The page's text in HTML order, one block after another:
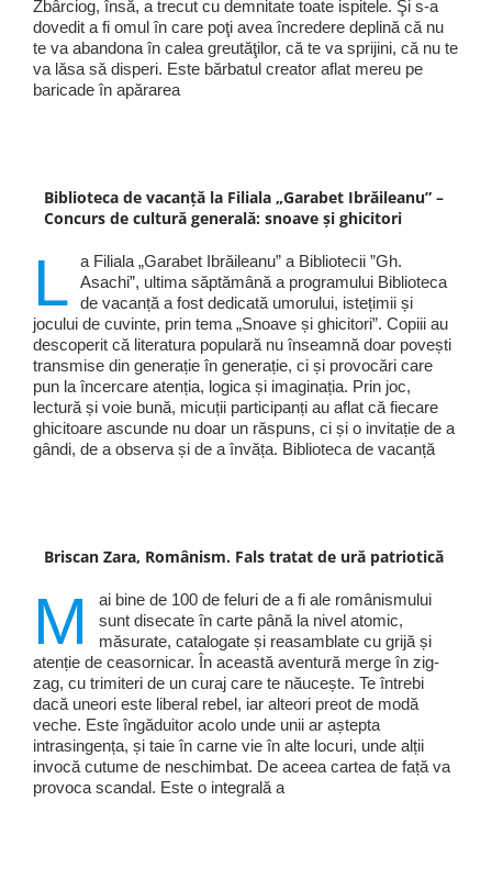
Zbârciog, însă, a trecut cu demnitate toate ispitele. Şi s-a
dovedit a fi omul în care poţi avea încredere deplină că nu
te va abandona în calea greutăţilor, că te va sprijini, că nu te
va lăsa să disperi. Este bărbatul creator aflat mereu pe
baricade în apărarea
Biblioteca de vacanță la Filiala „Garabet Ibrăileanu” –
Concurs de cultură generală: snoave și ghicitori
L
a Filiala „Garabet Ibrăileanu” a Bibliotecii ”Gh.
Asachi”, ultima săptămână a programului Biblioteca
de vacanță a fost dedicată umorului, istețimii și
jocului de cuvinte, prin tema „Snoave și ghicitori”. Copiii au
descoperit că literatura populară nu înseamnă doar povești
transmise din generație în generație, ci și provocări care
pun la încercare atenția, logica și imaginația. Prin joc,
lectură și voie bună, micuții participanți au aflat că fiecare
ghicitoare ascunde nu doar un răspuns, ci și o invitație de a
gândi, de a observa și de a învăța. Biblioteca de vacanță
Briscan Zara, Românism. Fals tratat de ură patriotică
M
ai bine de 100 de feluri de a fi ale românismului
sunt disecate în carte până la nivel atomic,
măsurate, catalogate și reasamblate cu grijă și
atenție de ceasornicar. În această aventură merge în zig-
zag, cu trimiteri de un curaj care te năucește. Te întrebi
dacă uneori este liberal rebel, iar alteori preot de modă
veche. Este îngăduitor acolo unde unii ar aștepta
intrasingența, și taie în carne vie în alte locuri, unde alții
invocă cutume de neschimbat. De aceea cartea de față va
provoca scandal. Este o integrală a